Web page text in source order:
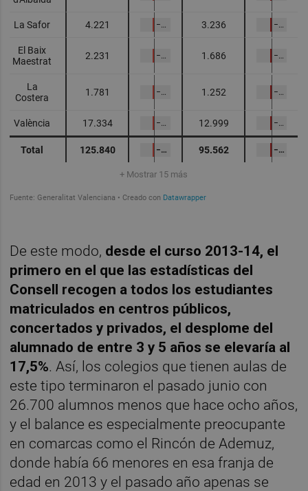
De este modo, desde el curso 2013-14, el
primero en el que las estadísticas del
Consell recogen a todos los estudiantes
matriculados en centros públicos,
concertados y privados, el desplome del
alumnado de entre 3 y 5 años se elevaría al
17,5%. Así, los colegios que tienen aulas de
este tipo terminaron el pasado junio con
26.700 alumnos menos que hace ocho años,
y el balance es especialmente preocupante
en comarcas como el Rincón de Ademuz,
donde había 66 menores en esa franja de
edad en 2013 y el pasado año apenas se